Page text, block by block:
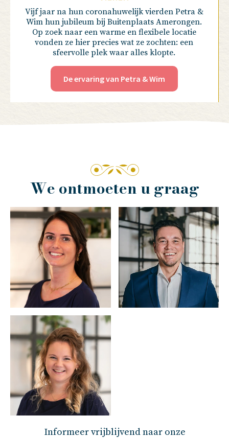
Vijf jaar na hun coronahuwelijk vierden Petra &
Wim hun jubileum bij Buitenplaats Amerongen.
Op zoek naar een warme en flexibele locatie
vonden ze hier precies wat ze zochten: een
sfeervolle plek waar alles klopte.
De ervaring van Petra & Wim
We ontmoeten u graag
Informeer vrijblijvend naar onze